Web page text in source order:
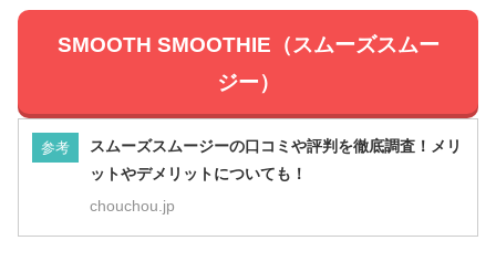
SMOOTH SMOOTHIE（スムーズスムー
ジー）
参考
スムーズスムージーの口コミや評判を徹底調査！メリ
ットやデメリットについても！
chouchou.jp